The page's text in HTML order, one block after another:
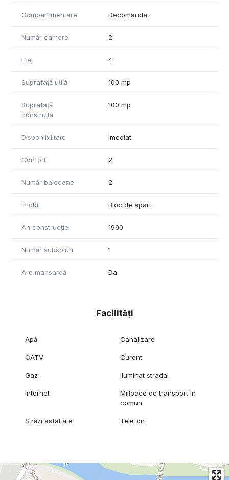
Compartimentare Decomandat
Număr camere 2
Etaj 4
Suprafață utilă 100 mp
Suprafață
construită
100 mp
Disponibilitate Imediat
Confort 2
Număr balcoane 2
Imobil Bloc de apart.
An construcție 1990
Număr subsoluri 1
Are mansardă Da
Facilități
Apă Canalizare
CATV Curent
Gaz Iluminat stradal
Internet
Mijloace de transport în
comun
Străzi asfaltate Telefon